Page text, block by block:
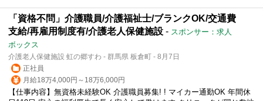
「資格不問」介護職員/介護福祉士/ブランクOK/交通費
支給/再雇用制度有/介護老人保健施設 - スポンサー：求人
ボックス
介護老人保健施設 虹の郷すわ - 群馬県 板倉町 - 8月7日
正社員
月給18万4,000円～18万6,000円
【仕事内容】無資格未経験OK 介護職員募集! ! マイカー通勤OK 年間休